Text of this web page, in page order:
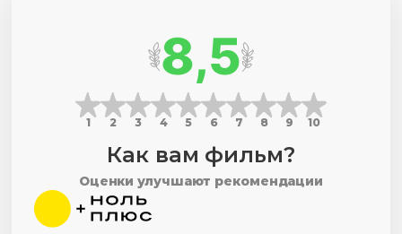
8,5
1 2 3 4 5 6 7 8 9 10
Как вам фильм?
Оценки улучшают рекомендации